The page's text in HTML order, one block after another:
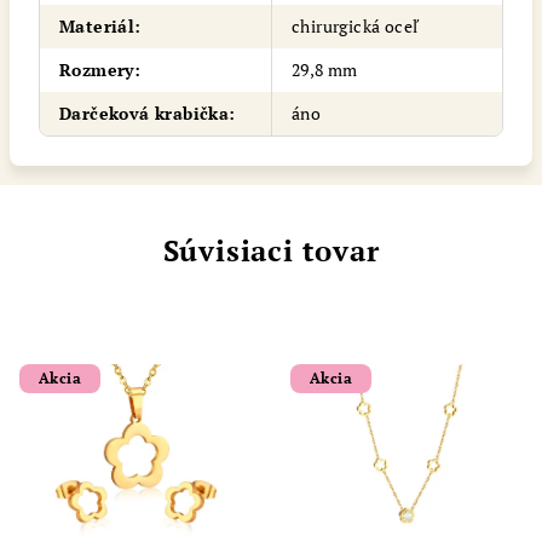
Materiál:
chirurgická oceľ
Rozmery:
29,8 mm
Darčeková krabička: áno
Súvisiaci tovar
Akcia Akcia